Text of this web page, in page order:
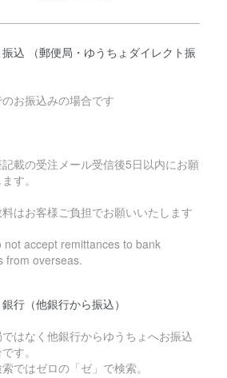
込 （郵便局・ゆうちょダイレクト振
お振込みの場合です
載の受注メール受信後5日以内にお願
す。
はお客様ご負担でお願いいたします
not accept remittances to bank
from overseas.
行（他銀行から振込）
ではなく他銀行からゆうちょへお振込
す。
ではゼロの「ゼ」で検索。